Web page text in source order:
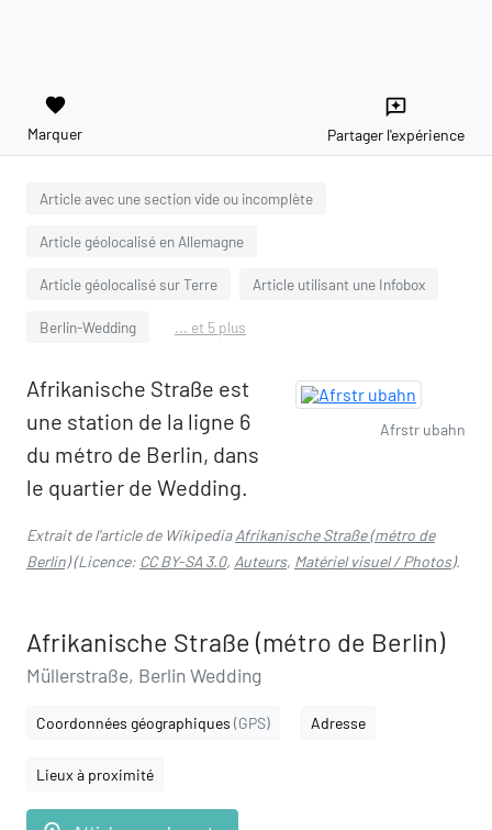
favorite
Marquer
reviews
Partager l'expérience
Article avec une section vide ou incomplète
Article géolocalisé en Allemagne
Article géolocalisé sur Terre Article utilisant une Infobox
Berlin-Wedding ... et 5 plus
Afrstr ubahn
Afrikanische Straße est
une station de la ligne 6
du métro de Berlin, dans
le quartier de Wedding.
Extrait de l'article de WikipediaAfrikanische Straße (métro de
Berlin)(Licence: CC BY-SA 3.0, Auteurs, Matériel visuel / Photos).
Afrikanische Straße (métro de Berlin)
Müllerstraße, Berlin Wedding
Coordonnées géographiques (GPS) Adresse
Lieux à proximité